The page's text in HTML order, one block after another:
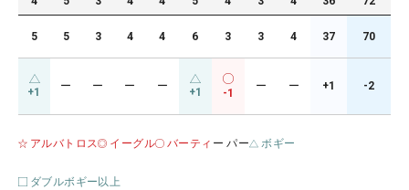
5 5 3 4 4 6 3 3 4 37 70
+1 ー ー ー ー +1 -1
ー ー +1 -2
アルバトロス イーグル バーティ ー パー ボギー
ダブルボギー以上